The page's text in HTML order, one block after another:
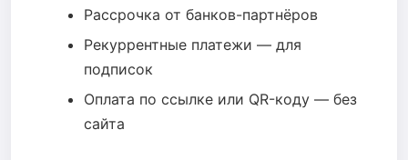
Рассрочка от банков-партнёров
Рекуррентные платежи — для
подписок
Оплата по ссылке или QR-коду — без
сайта